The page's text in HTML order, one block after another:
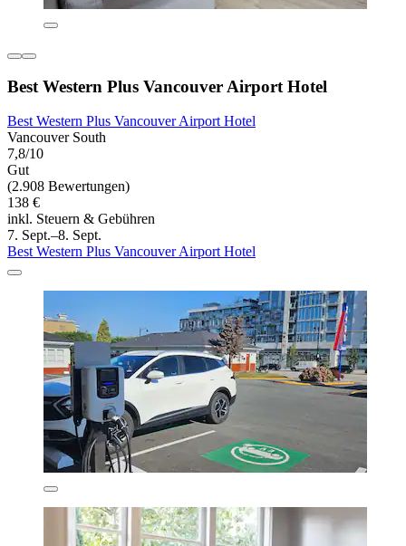
Best Western Plus Vancouver Airport Hotel
Best Western Plus Vancouver Airport Hotel
Vancouver South
7,8/10
Gut
(2.908 Bewertungen)
138 €
inkl. Steuern & Gebühren
7. Sept.–8. Sept.
Best Western Plus Vancouver Airport Hotel